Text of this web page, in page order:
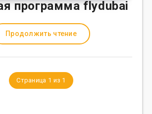
программа flydubai
Продолжить чтение
Страница 1 из 1